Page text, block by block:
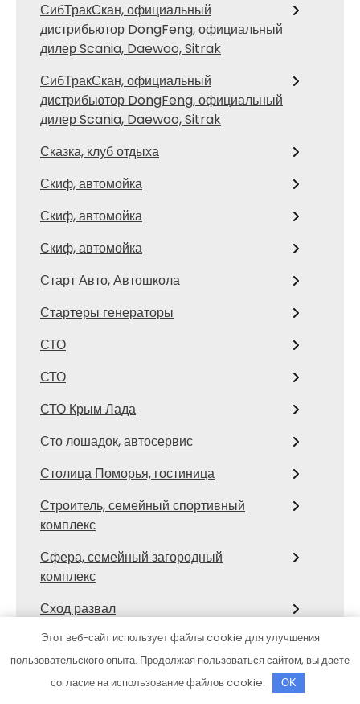
СибТракСкан, официальный
дистрибьютор DongFeng, официальный
дилер Scania, Daewoo, Sitrak
СибТракСкан, официальный
дистрибьютор DongFeng, официальный
дилер Scania, Daewoo, Sitrak
Сказка, клуб отдыха
Скиф, автомойка
Скиф, автомойка
Скиф, автомойка
Старт Авто, Автошкола
Стартеры генераторы
СТО
СТО
СТО Крым Лада
Сто лошадок, автосервис
Столица Поморья, гостиница
Строитель, семейный спортивный
комплекс
Сфера, семейный загородный
комплекс
Сход развал
Сход-развал, Шиномонтаж
Этот веб-сайт использует файлы cookie для улучшения
пользовательского опыта. Продолжая пользоваться сайтом, вы даете
согласие на использование файлов cookie.
OK